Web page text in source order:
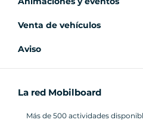
Venta de vehículos
Aviso
La red Mobilboard
Más de 500 actividades